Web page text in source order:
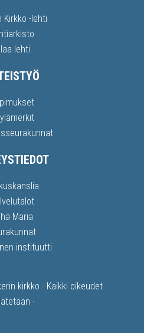
Kirkko -lehti
lehti
Maria
instituutti
kirkko · Kaikki oikeudet
·